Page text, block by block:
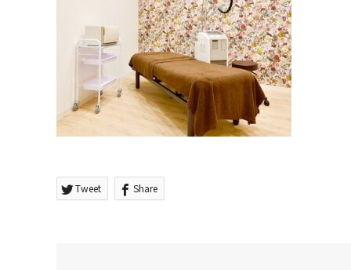
Tweet Share